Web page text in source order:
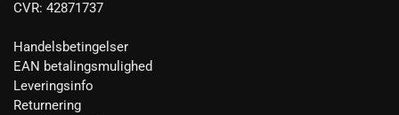
CVR: 42871737
Handelsbetingelser
EAN betalingsmulighed
Leveringsinfo
Returnering